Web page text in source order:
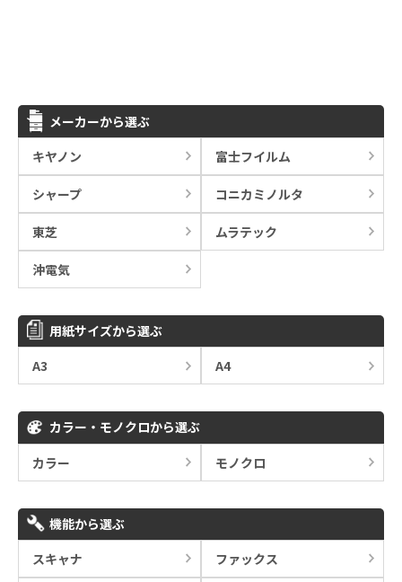
メーカーから選ぶ
キヤノン
富士フイルム
シャープ コニカミノルタ
東芝 ムラテック
沖電気
用紙サイズから選ぶ
A3
A4
カラー・モノクロから選ぶ
カラー
モノクロ
機能から選ぶ
スキャナ
ファックス